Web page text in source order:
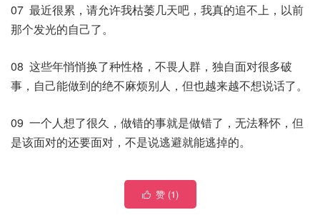
07 最近很累，请允许我枯萎几天吧，我真的追不上，以前
那个发光的自己了。
08 这些年悄悄换了种性格，不畏人群，独自面对很多破
事，自己能做到的绝不麻烦别人，但也越来越不想说话了。
09 一个人想了很久，做错的事就是做错了，无法释怀，但
是该面对的还要面对，不是说逃避就能逃掉的。
 赞 (1)